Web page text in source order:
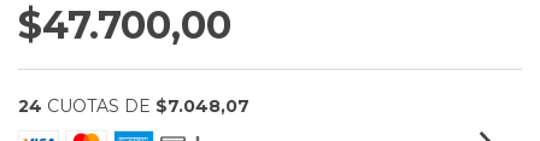
$47.700,00
24 CUOTAS DE $7.048,07